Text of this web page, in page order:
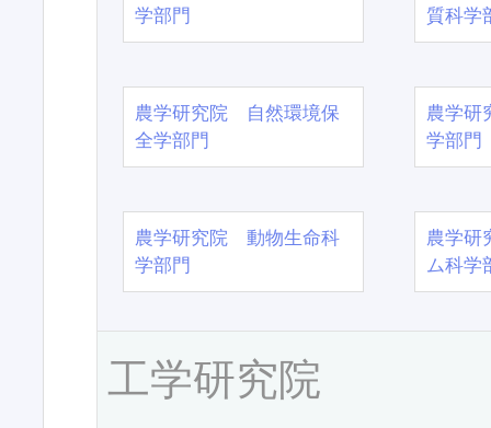
学部門
質科学
農学研究院 自然環境保
全学部門
農学
学部門
農学研究院 動物生命科
学部門
農学
ム科学
工学研究院